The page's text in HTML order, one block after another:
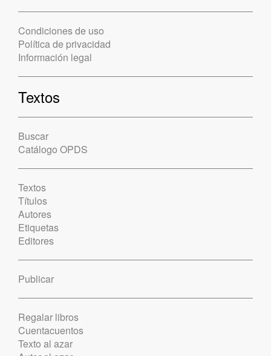
Condiciones de uso
Política de privacidad
Información legal
Textos
Buscar
Catálogo OPDS
Textos
Títulos
Autores
Etiquetas
Editores
Publicar
Regalar libros
Cuentacuentos
Texto al azar